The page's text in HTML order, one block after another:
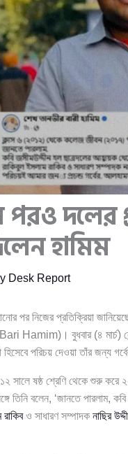
পরও
হামিম
Desk Report
পর নিজের প্রতিক্রিয়া
বুধবার (৪ মার্চ)
পরিচয় দেওয়া তাঁর জন্য
সালে ষষ্ঠ শ্রেণি থেকে শুরু করে
তিনি বলেন, ‘জানতে পারলাম,
ও সাধারণ সম্পাদক নাছির